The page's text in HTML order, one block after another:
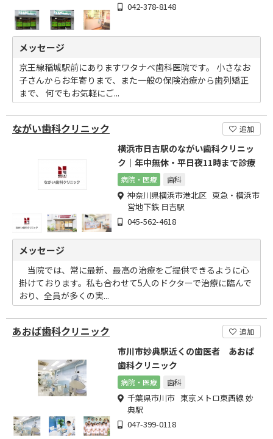
042-378-8148
メッセージ
京王線稲城駅前にありますワタナベ歯科医院です。 小さなお
子さんからお年寄りまで、また一般の保険治療から歯列矯正
まで、 何でもお気軽にご...
ながい歯科クリニック 追加
横浜市日吉駅のながい歯科クリニッ
ク｜年中無休・平日夜11時まで診療
病院・医療 歯科
神奈川県横浜市港北区 東急・横浜市
営地下鉄 日吉駅
045-562-4618
メッセージ
当院では、常に最新、最高の治療をご提供できるように心
掛けております。私も合わせて5人のドクターで治療に臨んで
おり、全員が多くの実...
あおば歯科クリニック 追加
市川市妙典駅近くの歯医者 あおば
歯科クリニック
病院・医療 歯科
千葉県市川市 東京メトロ東西線 妙
典駅
047-399-0118